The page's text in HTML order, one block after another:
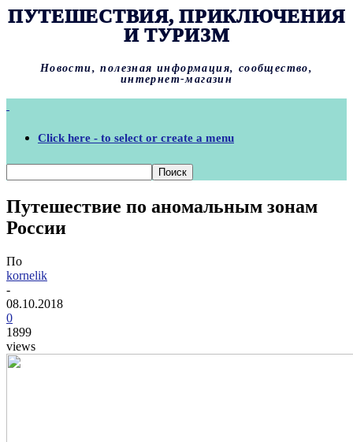
ПУТЕШЕСТВИЯ, ПРИКЛЮЧЕНИЯ
И ТУРИЗМ
Новости, полезная информация, сообщество,
интернет-магазин
Click here - to select or create a menu
Путешествие по аномальным зонам
России
По
kornelik
-
08.10.2018
0
1899
views